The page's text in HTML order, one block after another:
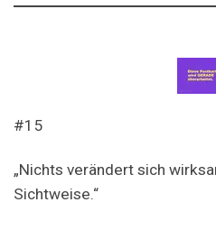
#15
„Nichts verändert sich
Sichtweise.“